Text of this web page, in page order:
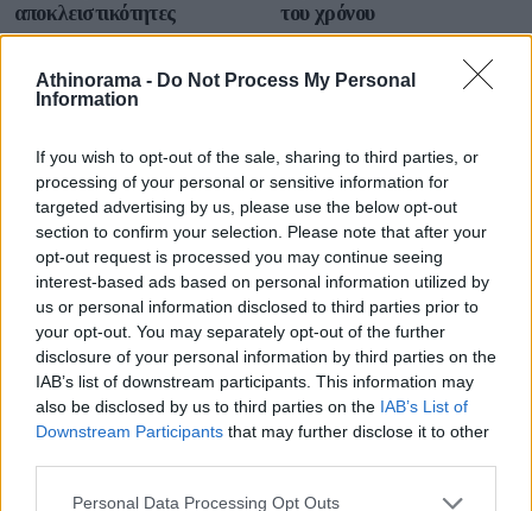
Athinorama - Do Not Process My Personal
Information
If you wish to opt-out of the sale, sharing to third parties, or
processing of your personal or sensitive information for
targeted advertising by us, please use the below opt-out
section to confirm your selection. Please note that after your
opt-out request is processed you may continue seeing
interest-based ads based on personal information utilized by
us or personal information disclosed to third parties prior to
your opt-out. You may separately opt-out of the further
disclosure of your personal information by third parties on the
IAB’s list of downstream participants. This information may
also be disclosed by us to third parties on the IAB’s List of
Downstream Participants that may further disclose it to other
Please note that this website/app uses one or more Google
Personal Data Processing Opt Outs
αποκλειστικότητες
του χρόνου
Games του αρχικού Xbox
διαθέσιμα και για
Windows 11
Οικιακή δικτύωση Multi-
Gigabit: με εξοπλισμό TP-
Link απ' άκρη σ' άκρη